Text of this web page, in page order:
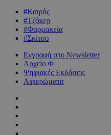
#Καιρός
#Τζόκερ
#Φαρμακεία
#Σκίτσο
Εγγραφή στο Newsletter
Αρχείο Φ
Ψηφιακές Εκδόσεις
Αφιερώματα